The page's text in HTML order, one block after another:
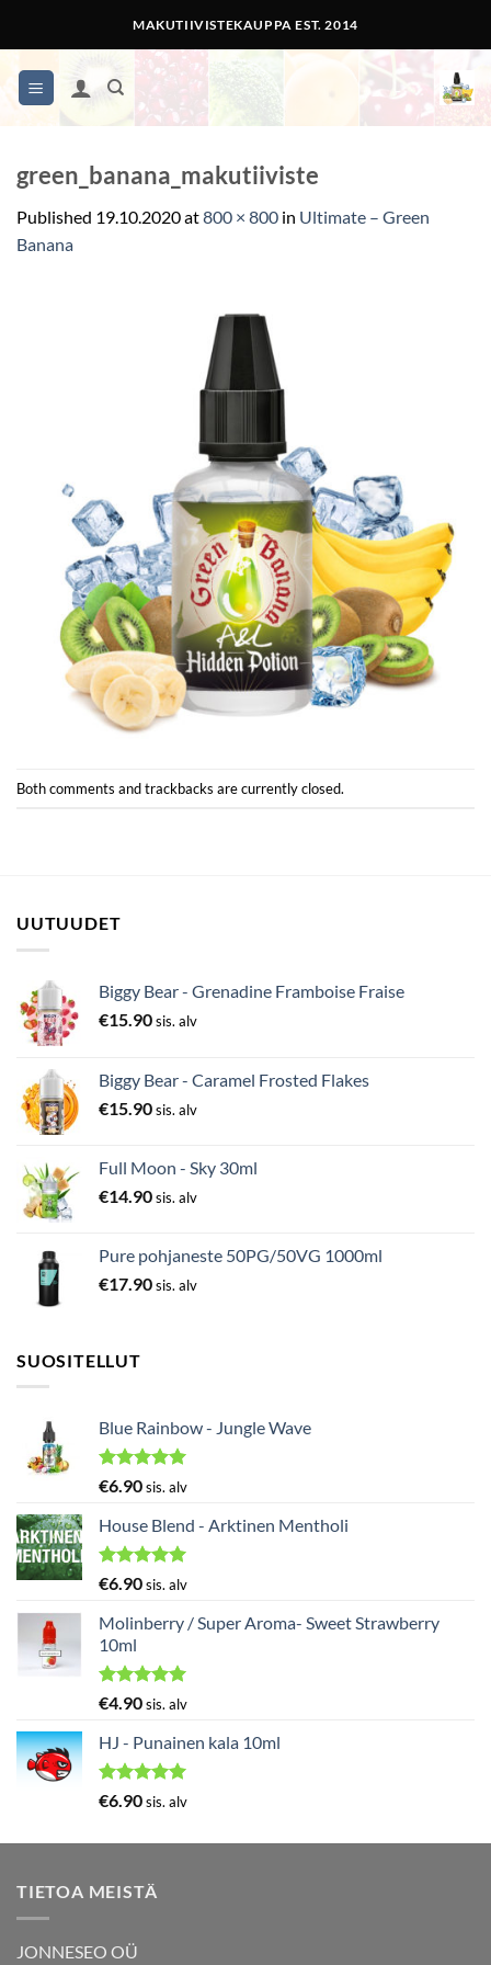
content
MAKUTIIVISTEKAUPPA EST. 2014
green_banana_makutiiviste
Published 19.10.2020at800 × 800 in Ultimate – Green
Banana
Both comments and trackbacks are currently closed.
UUTUUDET
Biggy Bear - Grenadine Framboise Fraise
€15.90sis. alv
Biggy Bear - Caramel Frosted Flakes
€15.90sis. alv
Full Moon - Sky 30ml
€14.90sis. alv
Pure pohjaneste 50PG/50VG 1000ml
€17.90sis. alv
SUOSITELLUT
Blue Rainbow - Jungle Wave
Arvostelu
5.00
/ 5
€6.90sis. alv
House Blend - Arktinen Mentholi
Arvostelu
5.00/ 5
€6.90sis. alv
Molinberry / Super Aroma- Sweet Strawberry
10ml
Arvostelu
5.00
/ 5
€4.90sis. alv
HJ - Punainen kala 10ml
Arvostelu
€6.90sis. alv
TIETOA MEISTÄ
JONNESEO OÜ